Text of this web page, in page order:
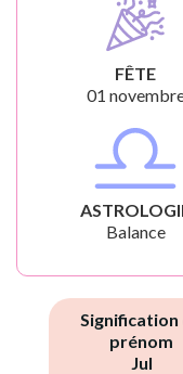
FÊTE
01
Balance
Signification
prénom
Jul